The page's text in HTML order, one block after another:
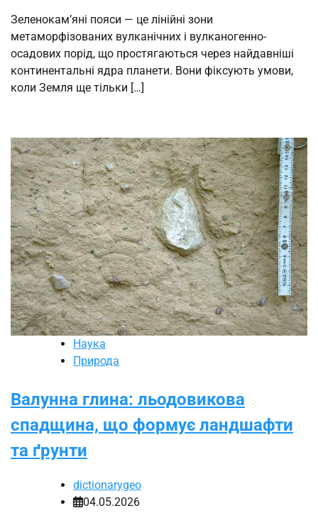
Зеленокам’яні пояси — це лінійні зони
метаморфізованих вулканічних і вулканогенно-
осадових порід, що простягаються через найдавніші
континентальні ядра планети. Вони фіксують умови,
коли Земля ще тільки […]
Наука
Природа
Валунна глина: льодовикова
спадщина, що формує ландшафти
та ґрунти
dictionarygeo
04.05.2026